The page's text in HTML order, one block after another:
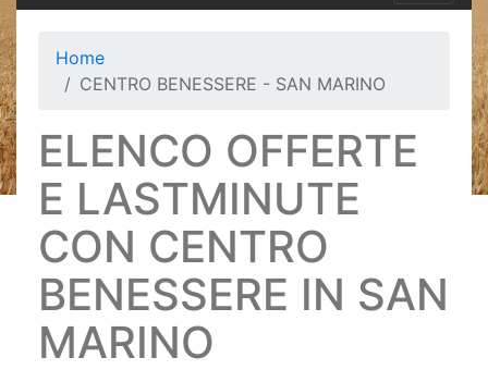
Home
CENTRO BENESSERE - SAN MARINO
ELENCO OFFERTE
E LASTMINUTE
CON CENTRO
BENESSERE IN SAN
MARINO